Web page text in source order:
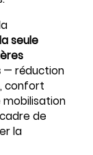
seule
— réduction
confort
de
la